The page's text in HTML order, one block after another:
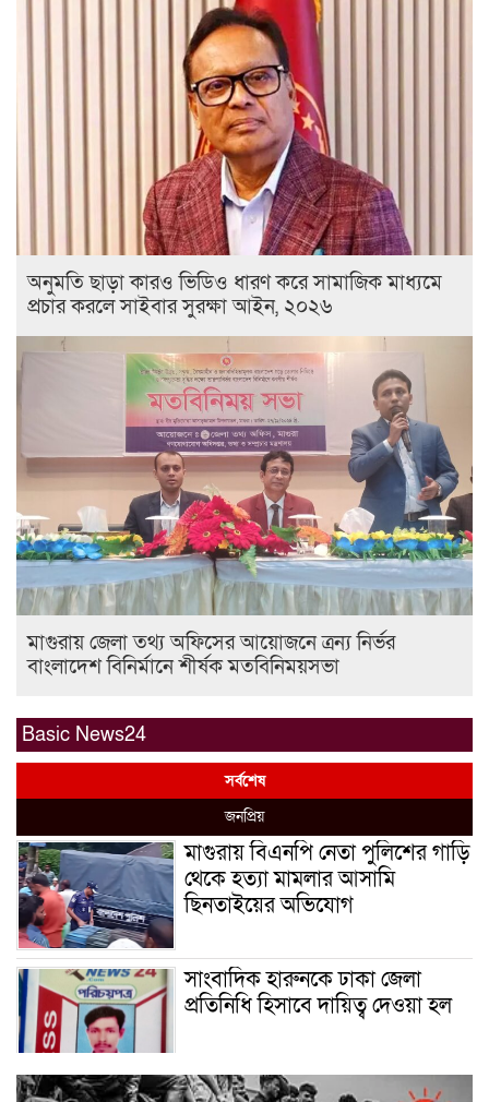
অনুমতি ছাড়া কারও ভিডিও ধারণ করে সামাজিক মাধ্যমে
প্রচার করলে সাইবার সুরক্ষা আইন, ২০২৬
মাগুরায় জেলা তথ্য অফিসের আয়োজনে ত্রন্য নির্ভর
বাংলাদেশ বিনির্মানে শীর্ষক মতবিনিময়সভা
Basic News24
সর্বশেষ
জনপ্রিয়
মাগুরায় বিএনপি নেতা পুলিশের গাড়ি
থেকে হত্যা মামলার আসামি
ছিনতাইয়ের অভিযোগ
সাংবাদিক হারুনকে ঢাকা জেলা
প্রতিনিধি হিসাবে দায়িত্ব দেওয়া হল